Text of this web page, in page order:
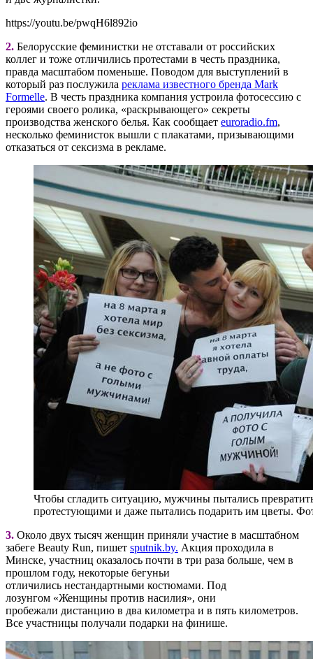
https://youtu.be/pwqH6l892io
2. Белорусские феминистки не отставали от российских
коллег и тоже отличились протестами в честь праздника,
правда масштабом поменьше. Поводом для выступлений в
который раз послужила реклама известного бренда Mark
Formelle. В честь праздника компания устроила фотосессию с
героями своего ролика, «раскрывающего» секреты
производства женского белья. Как сообщает euroradio.fm,
несколько феминисток вышли с плакатами, призывающими
отказаться от сексизма в рекламе.
Чтобы сгладить ситуацию, мужчины пытались
протестующими и даже пытались подарить им цветы.
3. Около двух тысяч женщин приняли участие в масштабном
забеге Beauty Run, пишет sputnik.by. Акция проходила в
Минске, участниц оказалось почти в три раза больше, чем в
прошлом году, некоторые бегуньи
отличились нестандартными костюмами. Под
лозунгом «Женщины против насилия», они
пробежали дистанцию в два километра и в пять километров.
Все участницы получали подарки на финише.